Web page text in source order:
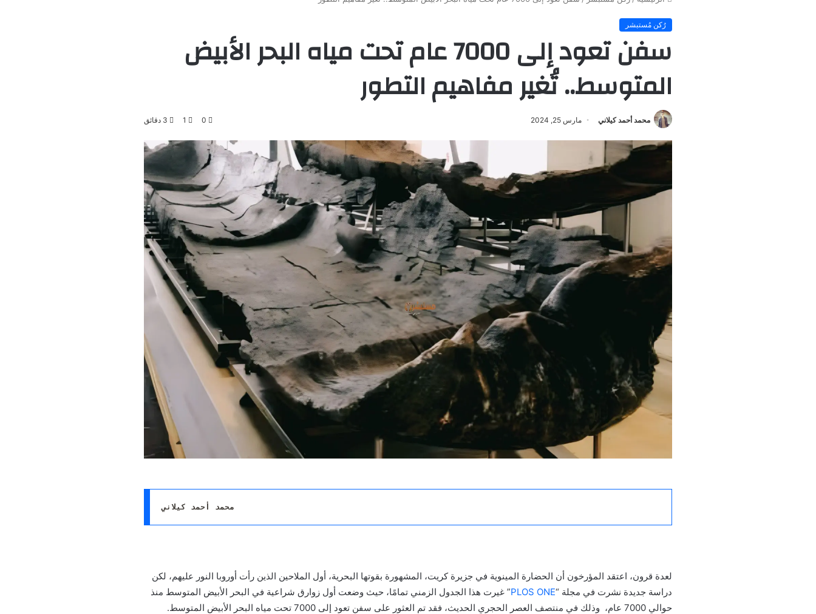
رُكن مُستبشر
سفن تعود إلى 7000 عام تحت مياه البحر الأبيض
المتوسط.. تُغير مفاهيم التطور
محمد أحمد كيلاني مارس 25, 2024 0
1
محمد أحمد كيلاني
لعدة قرون، اعتقد المؤرخون أن الحضارة المينوية في جزيرة كريت، المشهورة بقوتها البحرية، أول الملاحين الذين رأت أوروبا النور عليهم، لكن
دراسة جديدة نشرت في مجلة “PLOS ONE” غيرت هذا الجدول الزمني تمامًا، حيث وضعت أول زوارق شراعية في البحر الأبيض المتوسط ​​منذ
حوالي 7000 عام، وذلك في منتصف العصر الحجري الحديث، فقد تم العثور على سفن تعود إلى 7000 تحت مياه البحر الأبيض المتوسط.